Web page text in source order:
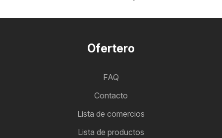
Ofertero
FAQ
Contacto
Lista de comercios
Lista de productos